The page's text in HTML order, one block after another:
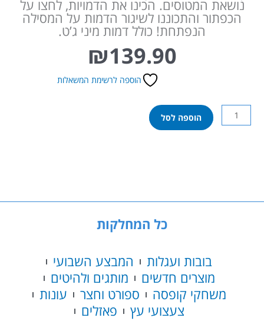
נושאת המטוסים. הכינו את הדמויות, לחצו על
הכפתור והתכוננו לשיגור הדמות על המסילה
הנפתחת! כולל דמות מיני ג’ט.
₪139.90
הוספה לרשימת המשאלות
כמות
של
מיני
הוספה לסל
כל המחלקות
בובות ועגלות
המבצע השבועי
מוצרים חדשים
מותגים ולהיטים
משחקי קופסה
ספורט וחצר
עונות
צעצועי עץ
פאזלים